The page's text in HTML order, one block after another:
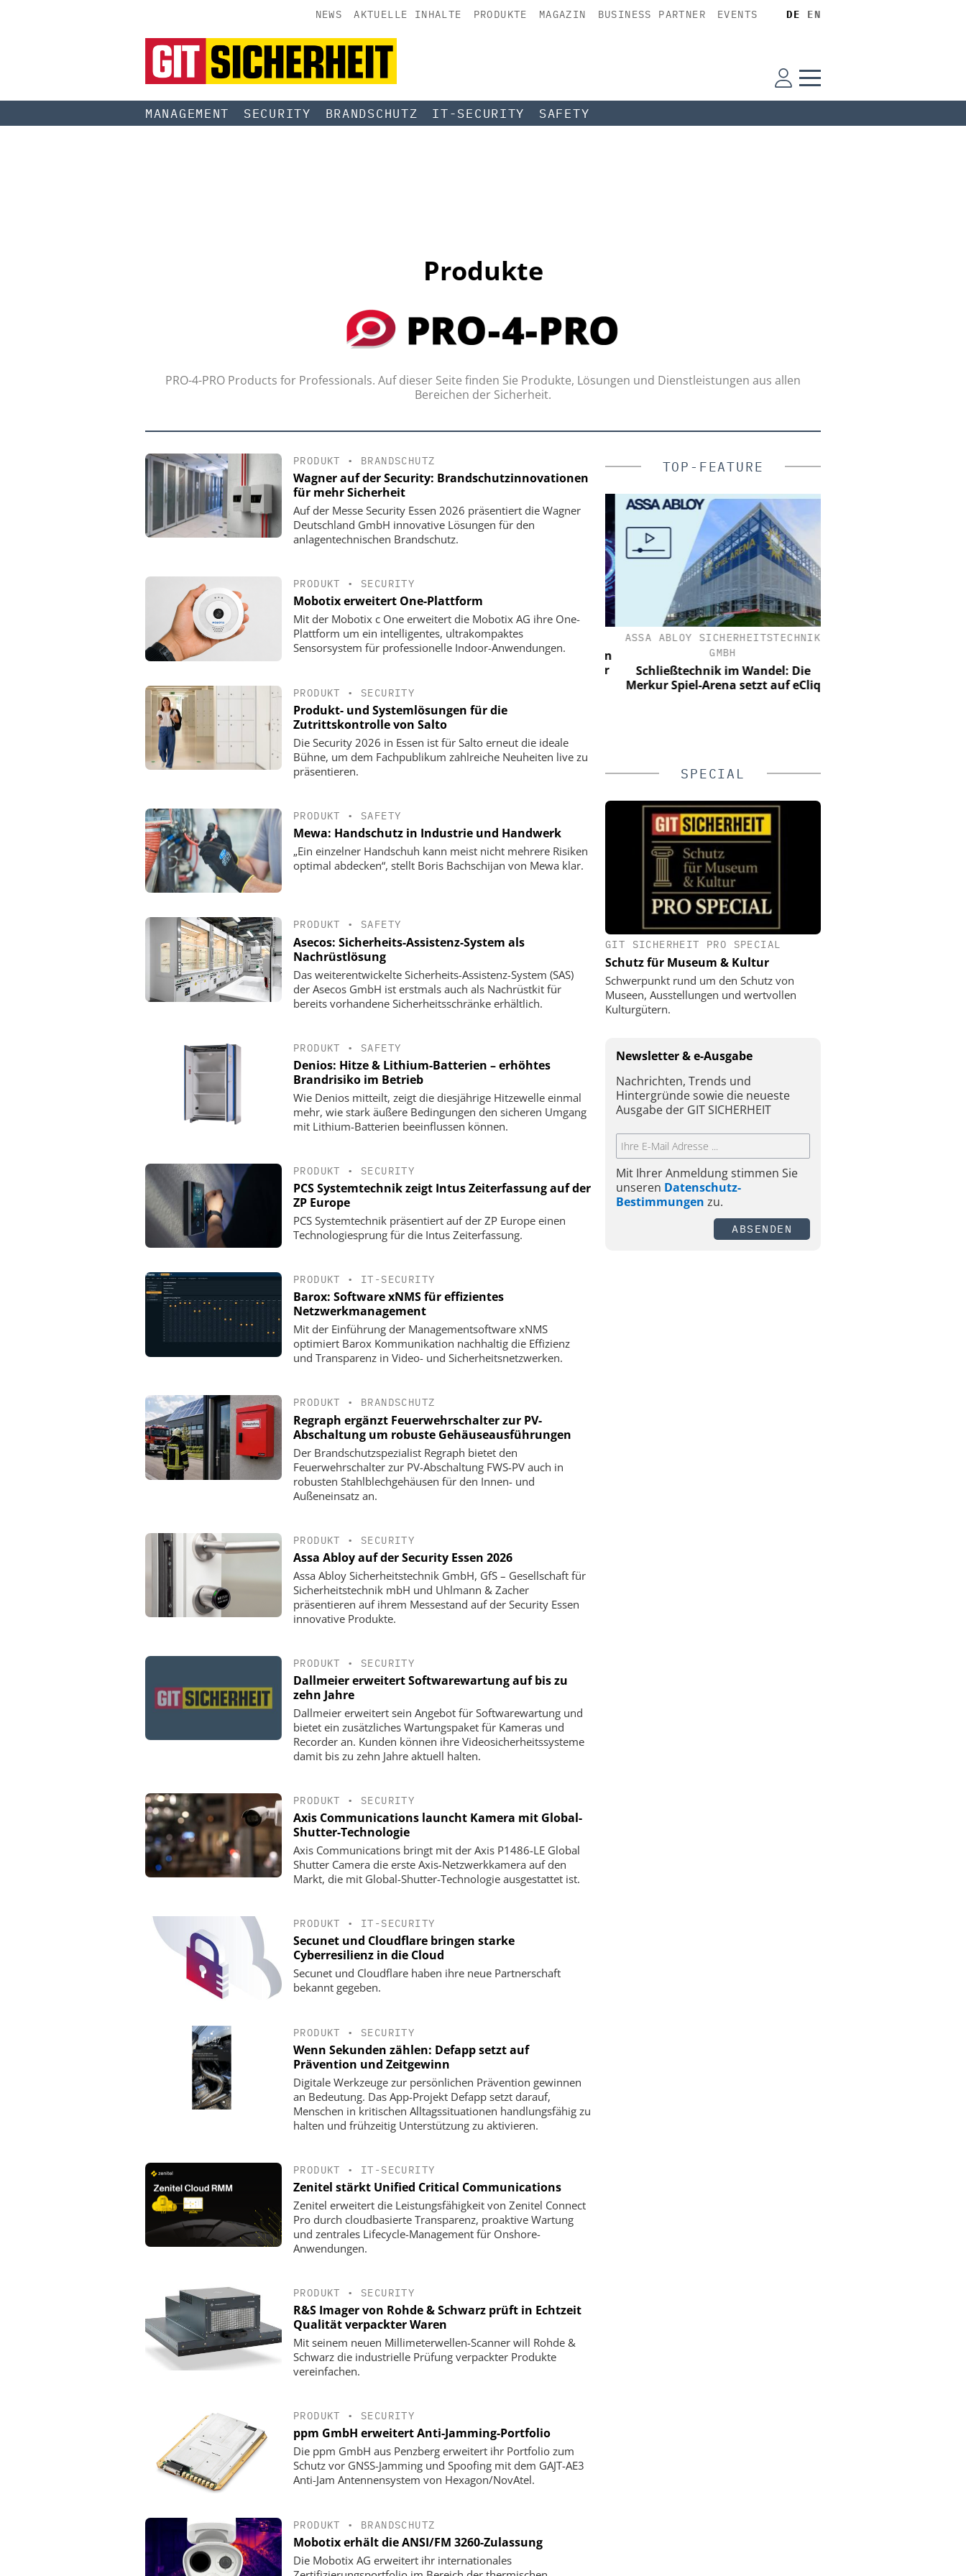
NEWS AKTUELLE INHALTE PRODUKTE MAGAZIN BUSINESS PARTNER EVENTS DE EN
MANAGEMENT SECURITY BRANDSCHUTZ IT-SECURITY SAFETY
Produkte
PRO-4-PRO Products for Professionals. Auf dieser Seite finden Sie Produkte, Lösungen und Dienstleistungen aus allen
Bereichen der Sicherheit.
PRODUKT • BRANDSCHUTZ
Wagner auf der Security: Brandschutzinnovationen
für mehr Sicherheit
Auf der Messe Security Essen 2026 präsentiert die Wagner
Deutschland GmbH innovative Lösungen für den
anlagentechnischen Brandschutz.
PRODUKT • SECURITY
Mobotix erweitert One-Plattform
Mit der Mobotix c One erweitert die Mobotix AG ihre One-
Plattform um ein intelligentes, ultrakompaktes
Sensorsystem für professionelle Indoor-Anwendungen.
PRODUKT • SECURITY
Produkt- und Systemlösungen für die
Zutrittskontrolle von Salto
Die Security 2026 in Essen ist für Salto erneut die ideale
Bühne, um dem Fachpublikum zahlreiche Neuheiten live zu
präsentieren.
PRODUKT • SAFETY
Mewa: Handschutz in Industrie und Handwerk
„Ein einzelner Handschuh kann meist nicht mehrere Risiken
optimal abdecken“, stellt Boris Bachschijan von Mewa klar.
PRODUKT • SAFETY
Asecos: Sicherheits-Assistenz-System als
Nachrüstlösung
Das weiterentwickelte Sicherheits-Assistenz-System (SAS)
der Asecos GmbH ist erstmals auch als Nachrüstkit für
bereits vorhandene Sicherheitsschränke erhältlich.
PRODUKT • SAFETY
Denios: Hitze & Lithium-Batterien – erhöhtes
Brandrisiko im Betrieb
Wie Denios mitteilt, zeigt die diesjährige Hitzewelle einmal
mehr, wie stark äußere Bedingungen den sicheren Umgang
mit Lithium-Batterien beeinflussen können.
PRODUKT • SECURITY
PCS Systemtechnik zeigt Intus Zeiterfassung auf der
ZP Europe
PCS Systemtechnik präsentiert auf der ZP Europe einen
Technologiesprung für die Intus Zeiterfassung.
PRODUKT • IT-SECURITY
Barox: Software xNMS für effizientes
Netzwerkmanagement
Mit der Einführung der Managementsoftware xNMS
optimiert Barox Kommunikation nachhaltig die Effizienz
und Transparenz in Video- und Sicherheitsnetzwerken.
PRODUKT • BRANDSCHUTZ
Regraph ergänzt Feuerwehrschalter zur PV-
Abschaltung um robuste Gehäuseausführungen
Der Brandschutzspezialist Regraph bietet den
Feuerwehrschalter zur PV-Abschaltung FWS-PV auch in
robusten Stahlblechgehäusen für den Innen- und
Außeneinsatz an.
PRODUKT • SECURITY
Assa Abloy auf der Security Essen 2026
Assa Abloy Sicherheitstechnik GmbH, GfS – Gesellschaft für
Sicherheitstechnik mbH und Uhlmann & Zacher
präsentieren auf ihrem Messestand auf der Security Essen
innovative Produkte.
PRODUKT • SECURITY
Dallmeier erweitert Softwarewartung auf bis zu
zehn Jahre
Dallmeier erweitert sein Angebot für Softwarewartung und
bietet ein zusätzliches Wartungspaket für Kameras und
Recorder an. Kunden können ihre Videosicherheitssysteme
damit bis zu zehn Jahre aktuell halten.
PRODUKT • SECURITY
Axis Communications launcht Kamera mit Global-
Shutter-Technologie
Axis Communications bringt mit der Axis P1486-LE Global
Shutter Camera die erste Axis-Netzwerkkamera auf den
Markt, die mit Global-Shutter-Technologie ausgestattet ist.
PRODUKT • IT-SECURITY
Secunet und Cloudflare bringen starke
Cyberresilienz in die Cloud
Secunet und Cloudflare haben ihre neue Partnerschaft
bekannt gegeben.
PRODUKT • SECURITY
Wenn Sekunden zählen: Defapp setzt auf
Prävention und Zeitgewinn
Digitale Werkzeuge zur persönlichen Prävention gewinnen
an Bedeutung. Das App-Projekt Defapp setzt darauf,
Menschen in kritischen Alltagssituationen handlungsfähig zu
halten und frühzeitig Unterstützung zu aktivieren.
PRODUKT • IT-SECURITY
Zenitel stärkt Unified Critical Communications
Zenitel erweitert die Leistungsfähigkeit von Zenitel Connect
Pro durch cloudbasierte Transparenz, proaktive Wartung
und zentrales Lifecycle-Management für Onshore-
Anwendungen.
PRODUKT • SECURITY
R&S Imager von Rohde & Schwarz prüft in Echtzeit
Qualität verpackter Waren
Mit seinem neuen Millimeterwellen-Scanner will Rohde &
Schwarz die industrielle Prüfung verpackter Produkte
vereinfachen.
PRODUKT • SECURITY
ppm GmbH erweitert Anti-Jamming-Portfolio
Die ppm GmbH aus Penzberg erweitert ihr Portfolio zum
Schutz vor GNSS-Jamming und Spoofing mit dem GAJT-AE3
Anti-Jam Antennensystem von Hexagon/NovAtel.
PRODUKT • BRANDSCHUTZ
Mobotix erhält die ANSI/FM 3260-Zulassung
Die Mobotix AG erweitert ihr internationales
TOP-FEATURE
ASSA ABLOY SICHERHEITSTECHNIK
GMBH
zählt die Umsetzung
YOKOGAWA DEUTSCHLAND GMBH
NIS2 & OT Security – was jetzt zu tun
ASSA ABLOY SICHERHEITSTECHNIK
GMBH
Schließtechnik im Wandel: Die
Merkur Spiel-Arena setzt auf eCliq
SPECIAL
GIT SICHERHEIT PRO SPECIAL
Schutz für Museum & Kultur
Schwerpunkt rund um den Schutz von
Museen, Ausstellungen und wertvollen
Kulturgütern.
Newsletter & e-Ausgabe
Nachrichten, Trends und
Hintergründe sowie die neueste
Ausgabe der GIT SICHERHEIT
Mit Ihrer Anmeldung stimmen Sie
unseren Datenschutz-
Bestimmungen zu.
ABSENDEN